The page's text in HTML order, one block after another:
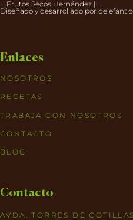
| Frutos Secos Hernández |
Diseñado y desarrollado por
Enlaces
NOSOTROS
RECETAS
TRABAJA CON NOSOTROS
CONTACTO
BLOG
Contacto
AVDA. TORRES DE